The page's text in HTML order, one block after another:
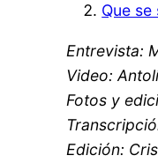
Que
Entrevista:
Video:
Fotos y
Edición: